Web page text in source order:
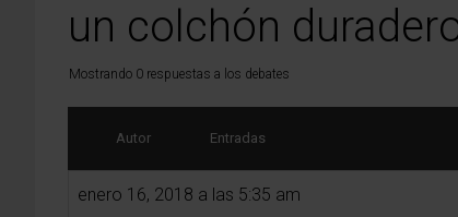
un colchón
Mostrando 0 respuestas a los debates
Autor Entradas
enero 16, 2018 a las 5:35 am